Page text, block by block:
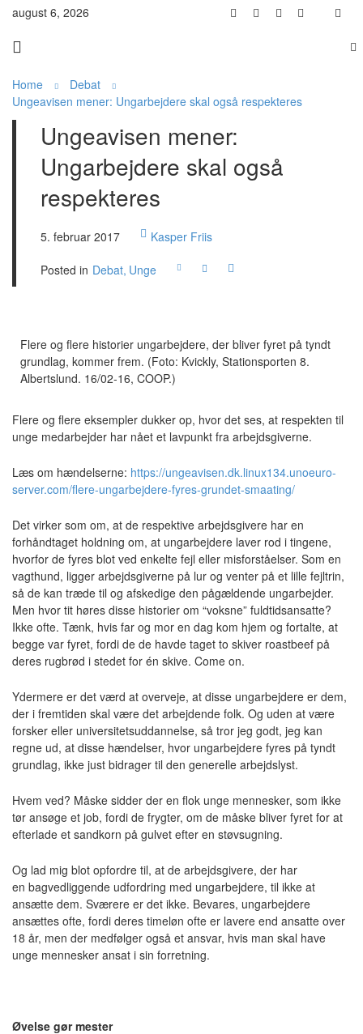
august 6, 2026
Home
Debat
Ungeavisen mener: Ungarbejdere skal også respekteres
Ungeavisen mener:
Ungarbejdere skal også
respekteres
5. februar 2017 Kasper Friis
Posted in Debat Unge
Flere og flere historier ungarbejdere, der bliver fyret på tyndt
grundlag, kommer frem. (Foto: Kvickly, Stationsporten 8.
Albertslund. 16/02-16, COOP.)
Flere og flere eksempler dukker op, hvor det ses, at respekten til
unge medarbejder har nået et lavpunkt fra arbejdsgiverne.
Læs om hændelserne: https://ungeavisen.dk.linux134.unoeuro-
server.com/flere-ungarbejdere-fyres-grundet-smaating/
Det virker som om, at de respektive arbejdsgivere har en
forhåndtaget holdning om, at ungarbejdere laver rod i tingene,
hvorfor de fyres blot ved enkelte fejl eller misforståelser. Som en
vagthund, ligger arbejdsgiverne på lur og venter på et lille fejltrin,
så de kan træde til og afskedige den pågældende ungarbejder.
Men hvor tit høres disse historier om “voksne” fuldtidsansatte?
Ikke ofte. Tænk, hvis far og mor en dag kom hjem og fortalte, at
begge var fyret, fordi de de havde taget to skiver roastbeef på
deres rugbrød i stedet for én skive. Come on.
Ydermere er det værd at overveje, at disse ungarbejdere er dem,
der i fremtiden skal være det arbejdende folk. Og uden at være
forsker eller universitetsuddannelse, så tror jeg godt, jeg kan
regne ud, at disse hændelser, hvor ungarbejdere fyres på tyndt
grundlag, ikke just bidrager til den generelle arbejdslyst.
Hvem ved? Måske sidder der en flok unge mennesker, som ikke
tør ansøge et job, fordi de frygter, om de måske bliver fyret for at
efterlade et sandkorn på gulvet efter en støvsugning.
Og lad mig blot opfordre til, at de arbejdsgivere, der har
en bagvedliggende udfordring med ungarbejdere, til ikke at
ansætte dem. Sværere er det ikke. Bevares, ungarbejdere
ansættes ofte, fordi deres timeløn ofte er lavere end ansatte over
18 år, men der medfølger også et ansvar, hvis man skal have
unge mennesker ansat i sin forretning.
Øvelse gør mester